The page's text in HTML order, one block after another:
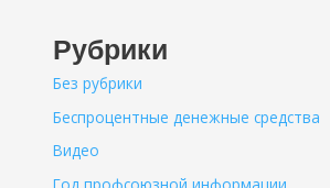
Рубрики
Без рубрики
Беспроцентные денежные средства
Видео
Год профсоюзной информации